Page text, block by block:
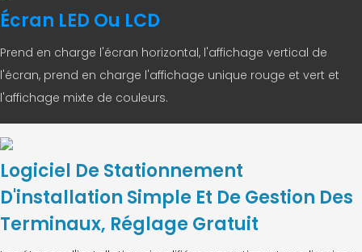
Écran LED Ou LCD
Prend en charge l'écran horizontal, l'affichage vertical de
l'écran, prend en charge l'affichage unique rouge et vert et
l'affichage mixte de couleurs.
Logiciel De Stationnement
D'installation Simple Et De Gestion Des
Terminaux, Réglage Gratuit